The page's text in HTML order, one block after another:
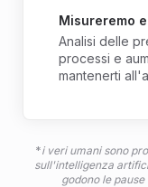
Misureremo
Analisi delle
processi e
mantenerti
*i veri umani sono
sull'intelligenza
godono le